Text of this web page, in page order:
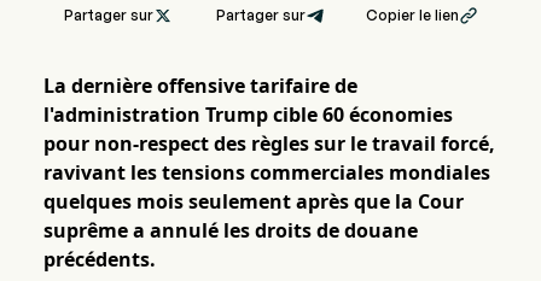
Partager sur Partager sur Copier le lien
La dernière offensive tarifaire de
l'administration Trump cible 60 économies
pour non-respect des règles sur le travail forcé,
ravivant les tensions commerciales mondiales
quelques mois seulement après que la Cour
suprême a annulé les droits de douane
précédents.